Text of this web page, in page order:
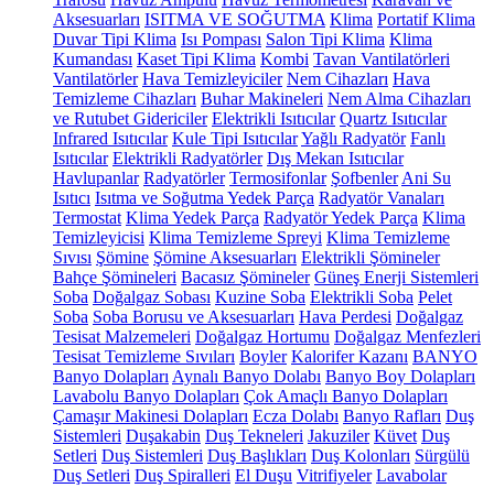
Aksesuarları ISITMA VE SOĞUTMA Klima Portatif Klima
Duvar Tipi Klima Isı Pompası Salon Tipi Klima Klima
Kumandası Kaset Tipi Klima Kombi Tavan Vantilatörleri
Vantilatörler Hava Temizleyiciler Nem Cihazları Hava
Temizleme Cihazları Buhar Makineleri Nem Alma Cihazları
ve Rutubet Gidericiler Elektrikli Isıtıcılar Quartz Isıtıcılar
Infrared Isıtıcılar Kule Tipi IsıtıcılarYağlı Radyatör Fanlı
Isıtıcılar Elektrikli Radyatörler Dış Mekan Isıtıcılar
Havlupanlar Radyatörler Termosifonlar Şofbenler Ani Su
Isıtıcı Isıtma ve Soğutma Yedek Parça Radyatör Vanaları
Termostat Klima Yedek Parça Radyatör Yedek Parça Klima
Temizleyicisi Klima Temizleme Spreyi Klima Temizleme
Sıvısı Şömine Şömine Aksesuarları Elektrikli Şömineler
Bahçe Şömineleri Bacasız Şömineler Güneş Enerji Sistemleri
Soba Doğalgaz Sobası Kuzine Soba Elektrikli Soba Pelet
Soba Soba Borusu ve Aksesuarları Hava Perdesi Doğalgaz
Tesisat Malzemeleri Doğalgaz Hortumu Doğalgaz Menfezleri
Tesisat Temizleme Sıvıları Boyler Kalorifer Kazanı BANYO
Banyo Dolapları Aynalı Banyo Dolabı Banyo Boy Dolapları
Lavabolu Banyo Dolapları Çok Amaçlı Banyo Dolapları
Çamaşır Makinesi Dolapları Ecza Dolabı Banyo Rafları Duş
Sistemleri Duşakabin Duş Tekneleri Jakuziler Küvet Duş
Setleri Duş Sistemleri Duş Başlıkları Duş Kolonları Sürgülü
Duş Setleri Duş Spiralleri El Duşu Vitrifiyeler Lavabolar